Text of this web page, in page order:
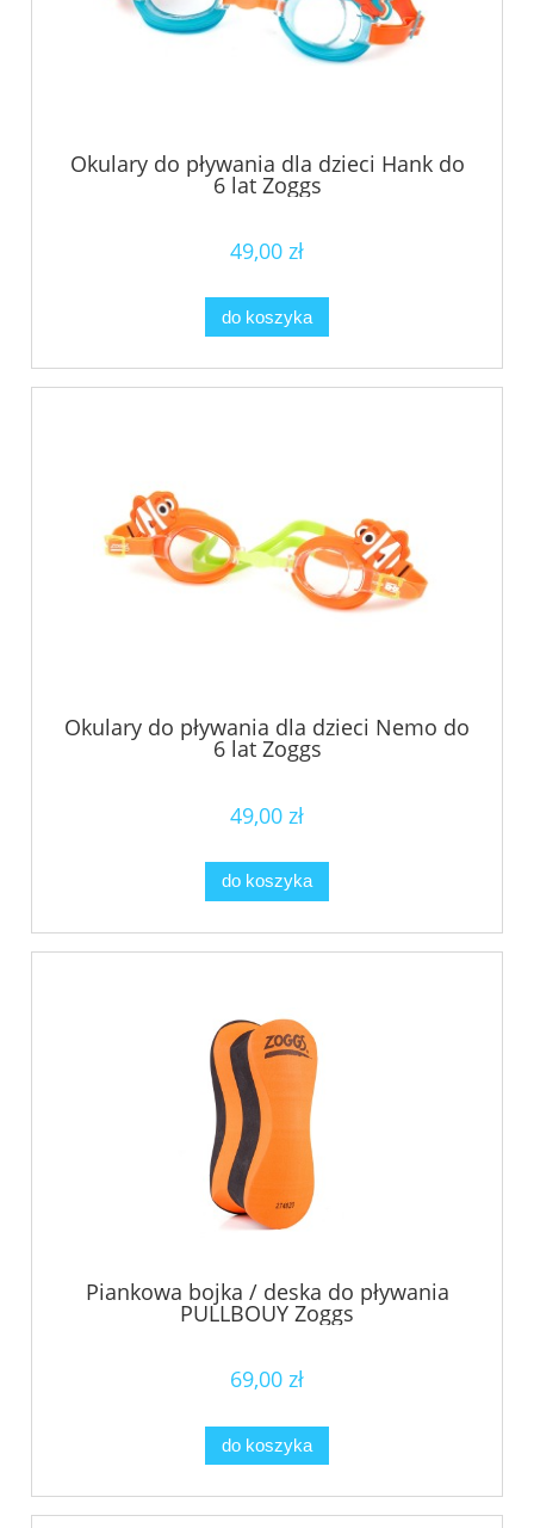
Okulary do pływania dla dzieci Hank do
6 lat Zoggs
49,00 zł
do koszyka
Okulary do pływania dla dzieci Nemo do
6 lat Zoggs
49,00 zł
do koszyka
Piankowa bojka / deska do pływania
PULLBOUY Zoggs
69,00 zł
do koszyka